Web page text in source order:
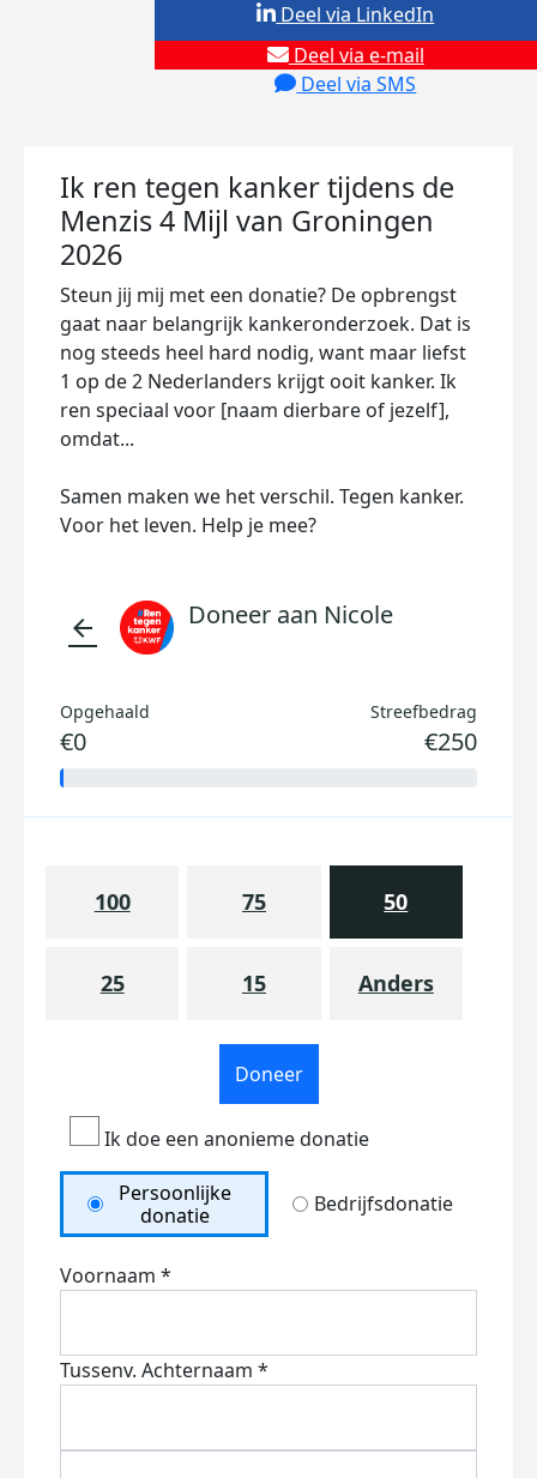
Deel via e-mail
Deel via SMS
Deel via LinkedIn
Ik ren tegen kanker tijdens de
Menzis 4 Mijl van Groningen
2026
Steun jij mij met een donatie? De opbrengst
gaat naar belangrijk kankeronderzoek. Dat is
nog steeds heel hard nodig, want maar liefst
1 op de 2 Nederlanders krijgt ooit kanker. Ik
ren speciaal voor [naam dierbare of jezelf],
omdat...
Samen maken we het verschil. Tegen kanker.
Voor het leven. Help je mee?
arrow_back Doneer aan Nicole
Opgehaald
€0
Streefbedrag
€250
100 75 50
25 15 Anders
Doneer
Ik doe een anonieme donatie
Persoonlijke
donatie
Bedrijfsdonatie
Voornaam *
Tussenv. Achternaam *